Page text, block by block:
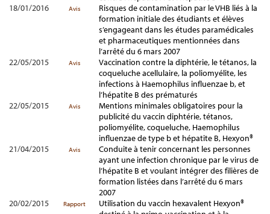
18/01/2016
Avis
Risques de contamination par le VHB liés à la
formation initiale des étudiants et élèves
s’engageant dans les études paramédicales
et pharmaceutiques mentionnées dans
l’arrêté du 6 mars 2007
22/05/2015
Avis
Vaccination contre la diphtérie, le tétanos, la
coqueluche acellulaire, la poliomyélite, les
infections à Haemophilus influenzae b, et
l’hépatite B des prématurés
22/05/2015
Avis
Mentions minimales obligatoires pour la
publicité du vaccin diphtérie, tétanos,
poliomyélite, coqueluche, Haemophilus
influenzae de type b et hépatite B, Hexyon®
21/04/2015
Avis
Conduite à tenir concernant les personnes
ayant une infection chronique par le virus de
l’hépatite B et voulant intégrer des filières de
formation listées dans l’arrêté du 6 mars
2007
20/02/2015
Rapport
Utilisation du vaccin hexavalent Hexyon®